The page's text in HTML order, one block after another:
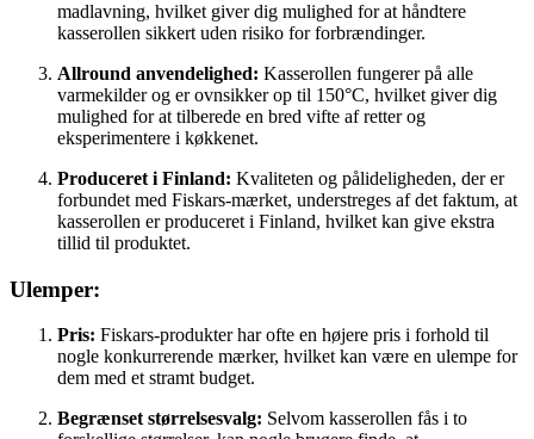
madlavning, hvilket giver dig mulighed for at håndtere
kasserollen sikkert uden risiko for forbrændinger.
Allround anvendelighed: Kasserollen fungerer på alle
varmekilder og er ovnsikker op til 150°C, hvilket giver dig
mulighed for at tilberede en bred vifte af retter og
eksperimentere i køkkenet.
Produceret i Finland: Kvaliteten og pålideligheden, der er
forbundet med Fiskars-mærket, understreges af det faktum, at
kasserollen er produceret i Finland, hvilket kan give ekstra
tillid til produktet.
Ulemper:
Pris: Fiskars-produkter har ofte en højere pris i forhold til
nogle konkurrerende mærker, hvilket kan være en ulempe for
dem med et stramt budget.
Begrænset størrelsesvalg: Selvom kasserollen fås i to